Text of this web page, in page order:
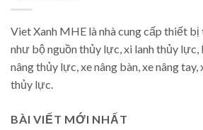
Viet Xanh MHE là nhà cung cấp thiết
như bộ nguồn thủy lực, xi lanh thủy
nâng thủy lực, xe nâng bàn, xe nâng tay,
thủy lực.
BÀI VIẾT MỚI NHẤT